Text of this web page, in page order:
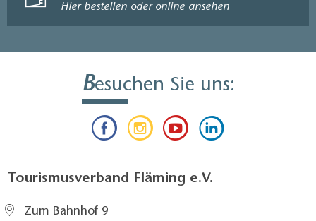
Hier bestellen oder online ansehen
Besuchen Sie uns:
Tourismusverband Fläming e.V.
Zum Bahnhof 9